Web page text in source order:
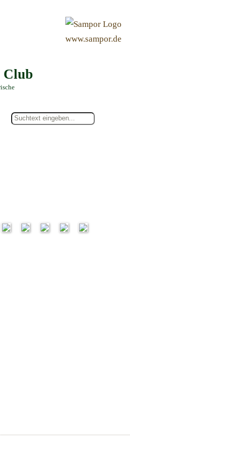
Club
www.sampor.de